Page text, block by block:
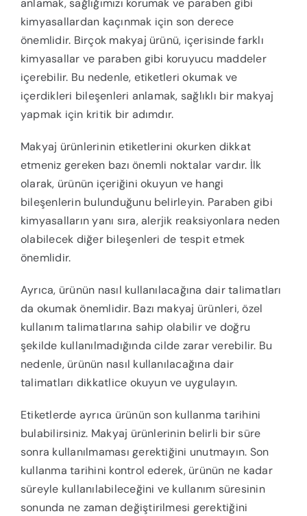
anlamak, sağlığımızı korumak ve paraben gibi
kimyasallardan kaçınmak için son derece
önemlidir. Birçok makyaj ürünü, içerisinde farklı
kimyasallar ve paraben gibi koruyucu maddeler
içerebilir. Bu nedenle, etiketleri okumak ve
içerdikleri bileşenleri anlamak, sağlıklı bir makyaj
yapmak için kritik bir adımdır.
Makyaj ürünlerinin etiketlerini okurken dikkat
etmeniz gereken bazı önemli noktalar vardır. İlk
olarak, ürünün içeriğini okuyun ve hangi
bileşenlerin bulunduğunu belirleyin. Paraben gibi
kimyasalların yanı sıra, alerjik reaksiyonlara neden
olabilecek diğer bileşenleri de tespit etmek
önemlidir.
Ayrıca, ürünün nasıl kullanılacağına dair talimatları
da okumak önemlidir. Bazı makyaj ürünleri, özel
kullanım talimatlarına sahip olabilir ve doğru
şekilde kullanılmadığında cilde zarar verebilir. Bu
nedenle, ürünün nasıl kullanılacağına dair
talimatları dikkatlice okuyun ve uygulayın.
Etiketlerde ayrıca ürünün son kullanma tarihini
bulabilirsiniz. Makyaj ürünlerinin belirli bir süre
sonra kullanılmaması gerektiğini unutmayın. Son
kullanma tarihini kontrol ederek, ürünün ne kadar
süreyle kullanılabileceğini ve kullanım süresinin
sonunda ne zaman değiştirilmesi gerektiğini